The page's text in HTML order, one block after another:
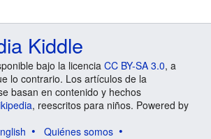
Kiddle
bajo la licencia CC BY-SA 3.0, a
lo contrario. Los artículos de la
basan en contenido y hechos
, reescritos para niños. Powered by
Quiénes somos